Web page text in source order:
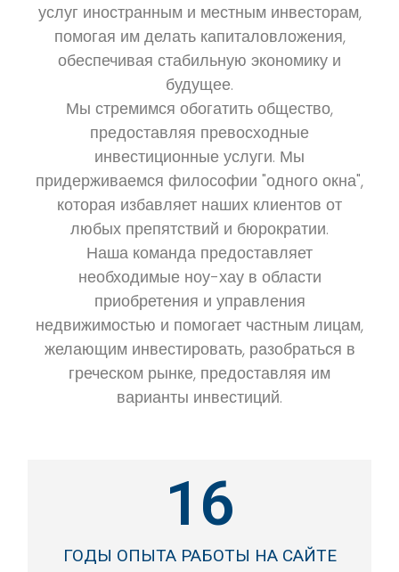
услуг иностранным и местным инвесторам,
помогая им делать капиталовложения,
обеспечивая стабильную экономику и
будущее.
Мы стремимся обогатить общество,
предоставляя превосходные
инвестиционные услуги. Мы
придерживаемся философии "одного окна",
которая избавляет наших клиентов от
любых препятствий и бюрократии.
Наша команда предоставляет
необходимые ноу-хау в области
приобретения и управления
недвижимостью и помогает частным лицам,
желающим инвестировать, разобраться в
греческом рынке, предоставляя им
варианты инвестиций.
16
ГОДЫ ОПЫТА РАБОТЫ НА САЙТЕ